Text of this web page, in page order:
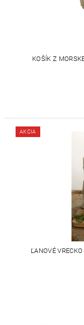
KOŠÍK Z
AKCIA
ĽANOVÉ